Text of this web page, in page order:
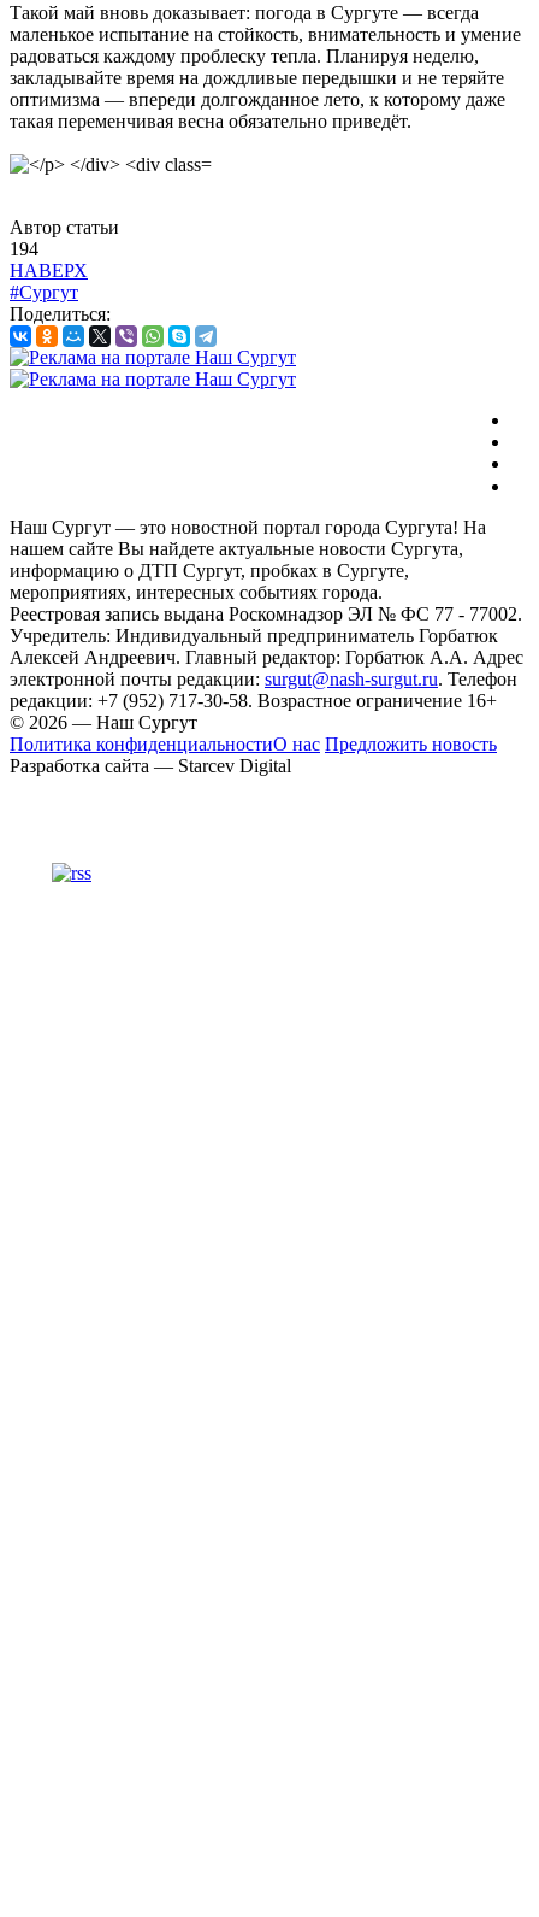
Такой май вновь доказывает: погода в Сургуте — всегда
маленькое испытание на стойкость, внимательность и умение
радоваться каждому проблеску тепла. Планируя неделю,
закладывайте время на дождливые передышки и не теряйте
оптимизма — впереди долгожданное лето, к которому даже
такая переменчивая весна обязательно приведёт.
Автор статьи
194
НАВЕРХ
#Сургут
Поделиться:
Наш Сургут — это новостной портал города Сургута! На
нашем сайте Вы найдете актуальные новости Сургута,
информацию о ДТП Сургут, пробках в Сургуте,
мероприятиях, интересных событиях города.
Реестровая запись выдана Роскомнадзор ЭЛ № ФС 77 - 77002.
Учредитель: Индивидуальный предприниматель Горбатюк
Алексей Андреевич. Главный редактор: Горбатюк А.А. Адрес
электронной почты редакции: surgut@nash-surgut.ru. Телефон
редакции: +7 (952) 717-30-58. Возрастное ограничение 16+
© 2026 — Наш Сургут
Политика конфиденциальностиО нас Предложить новость
Разработка сайта — Starcev Digital